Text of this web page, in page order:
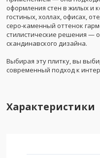
оформления стен в жилых и
гостиных, холлах, офисах,
серо-каменный оттенок
стилистические решения —
скандинавского дизайна.
Выбирая эту плитку, вы
современный подход к
Характеристики